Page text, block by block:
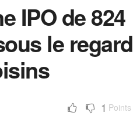
IPO de 824
le regard
1 Points